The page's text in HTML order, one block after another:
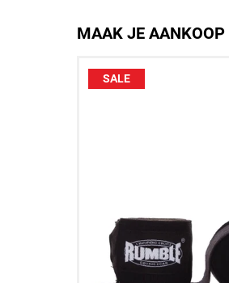
MAAK JE AANKOOP
SALE